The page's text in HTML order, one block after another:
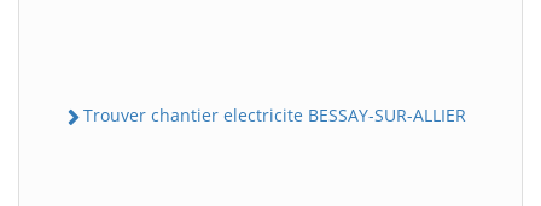
Trouver chantier electricite BESSAY-SUR-ALLIER